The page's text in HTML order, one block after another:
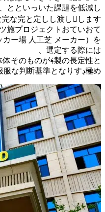
プロ
人工サッ